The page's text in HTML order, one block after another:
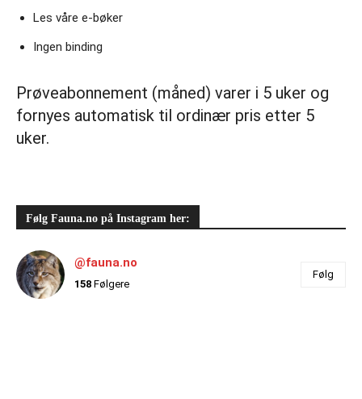
Les våre e‑bøker
Ingen binding
Prøveabonnement (måned) varer i 5 uker og
fornyes automatisk til ordinær pris etter 5
uker.
Følg Fauna.no på Instagram her:
@fauna.no
158 Følgere
Følg